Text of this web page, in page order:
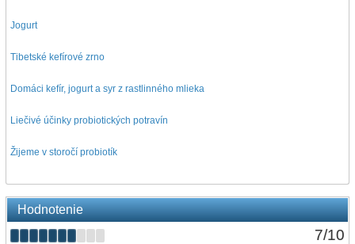
Jogurt
Tibetské kefírové zrno
Domáci kefír, jogurt a syr z rastlinného mlieka
Liečivé účinky probiotických potravín
Žijeme v storočí probiotík
Hodnotenie
7/10